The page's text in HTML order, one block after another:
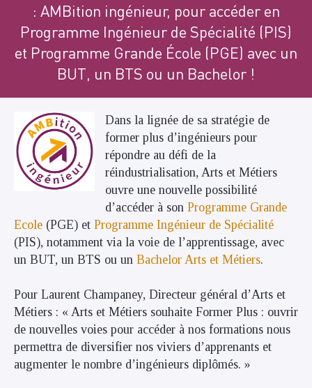
: AMBition ingénieur, pour accéder en
Programme Ingénieur de Spécialité (PIS)
et Programme Grande École (PGE) avec un
BUT, un BTS ou un Bachelor !
Dans la lignée de sa stratégie de
former plus d’ingénieurs pour
répondre au défi de la
réindustrialisation, Arts et Métiers
ouvre une nouvelle possibilité
d’accéder à son Programme Grande
Ecole (PGE) et Programme Ingénieur de Spécialité
(PIS), notamment via la voie de l’apprentissage, avec
un BUT, un BTS ou un Bachelor Arts et Métiers.
Pour Laurent Champaney, Directeur général d’Arts et
Métiers : « Arts et Métiers souhaite Former Plus : ouvrir
de nouvelles voies pour accéder à nos formations nous
permettra de diversifier nos viviers d’apprenants et
augmenter le nombre d’ingénieurs diplômés. »